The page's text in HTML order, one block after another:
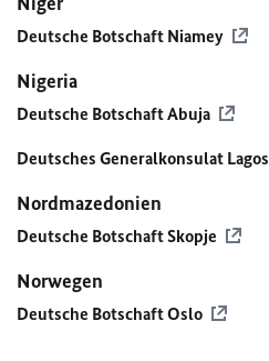
Deutsche Botschaft Niamey
Nigeria
Deutsche Botschaft Abuja
Deutsches Generalkonsulat Lagos
Nordmazedonien
Deutsche Botschaft Skopje
Norwegen
Deutsche Botschaft Oslo